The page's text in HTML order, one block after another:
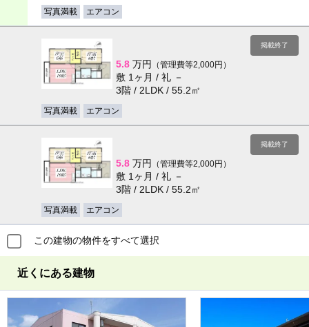
写真満載 エアコン
掲載終了
5.8 万円 （管理費等2,000円）
敷 1ヶ月 / 礼 －
3階 / 2LDK / 55.2㎡
写真満載 エアコン
掲載終了
5.8 万円 （管理費等2,000円）
敷 1ヶ月 / 礼 －
3階 / 2LDK / 55.2㎡
写真満載 エアコン
この建物の物件をすべて選択
近くにある建物